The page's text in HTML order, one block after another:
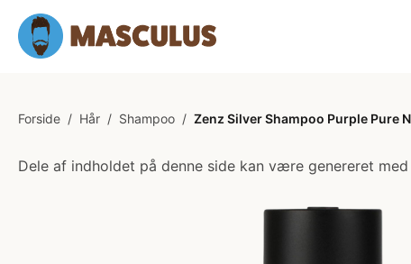
Forside / Hår / Shampoo / Zenz Silver Shampoo Purple Pure
Dele af indholdet på denne side kan være genereret